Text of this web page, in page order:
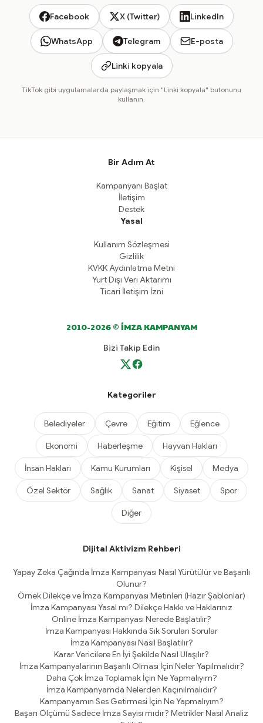
Facebook X (Twitter) LinkedIn
WhatsApp Telegram E-posta
Linki kopyala
TikTok gibi uygulamalarda paylaşmak için "Linki kopyala" butonunu
kullanın.
Bir Adım At
Kampanyanı Başlat
İletişim
Destek
Yasal
Kullanım Sözleşmesi
Gizlilik
KVKK Aydınlatma Metni
Yurt Dışı Veri Aktarımı
Ticari İletişim İzni
2010-2026 © İMZA KAMPANYAM
Bizi Takip Edin
Kategoriler
Belediyeler Çevre Eğitim Eğlence
Ekonomi Haberleşme Hayvan Hakları
İnsan Hakları Kamu Kurumları Kişisel Medya
Özel Sektör Sağlık Sanat Siyaset Spor
Diğer
Dijital Aktivizm Rehberi
Yapay Zeka Çağında İmza Kampanyası Nasıl Yürütülür ve Başarılı
Olunur?
Örnek Dilekçe ve İmza Kampanyası Metinleri (Hazır Şablonlar)
İmza Kampanyası Yasal mı? Dilekçe Hakkı ve Haklarınız
Online İmza Kampanyası Nerede Başlatılır?
İmza Kampanyası Hakkında Sık Sorulan Sorular
İmza Kampanyası Nasıl Başlatılır?
Karar Vericilere En İyi Şekilde Nasıl Ulaşılır?
İmza Kampanyalarının Başarılı Olması İçin Neler Yapılmalıdır?
Daha Çok İmza Toplamak İçin Ne Yapmalıyım?
İmza Kampanyamda Nelerden Kaçınılmalıdır?
Kampanyamın Ses Getirmesi İçin Ne Yapmalıyım?
Başarı Ölçümü Sadece İmza Sayısı mıdır? Metrikler Nasıl Analiz